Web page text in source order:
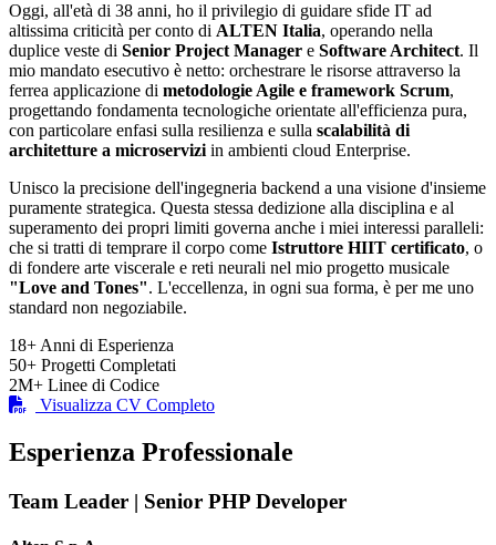
Oggi, all'età di 38 anni, ho il privilegio di guidare sfide IT ad
altissima criticità per conto di ALTEN Italia, operando nella
duplice veste di Senior Project Manager e Software Architect. Il
mio mandato esecutivo è netto: orchestrare le risorse attraverso la
ferrea applicazione di metodologie Agile e framework Scrum,
progettando fondamenta tecnologiche orientate all'efficienza pura,
con particolare enfasi sulla resilienza e sulla scalabilità di
architetture a microservizi in ambienti cloud Enterprise.
Unisco la precisione dell'ingegneria backend a una visione d'insieme
puramente strategica. Questa stessa dedizione alla disciplina e al
superamento dei propri limiti governa anche i miei interessi paralleli:
che si tratti di temprare il corpo come Istruttore HIIT certificato, o
di fondere arte viscerale e reti neurali nel mio progetto musicale
"Love and Tones". L'eccellenza, in ogni sua forma, è per me uno
standard non negoziabile.
18+ Anni di Esperienza
50+ Progetti Completati
2M+ Linee di Codice
Visualizza CV Completo
Esperienza Professionale
Team Leader | Senior PHP Developer